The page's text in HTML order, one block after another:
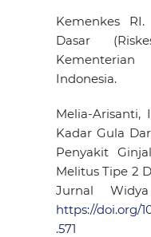
Kemenkes RI.
Dasar
Indonesia.
Melia-Arisanti,
Kadar Gula
Penyakit
Melitus Tipe 2
Jurnal
https://doi.org/
.571